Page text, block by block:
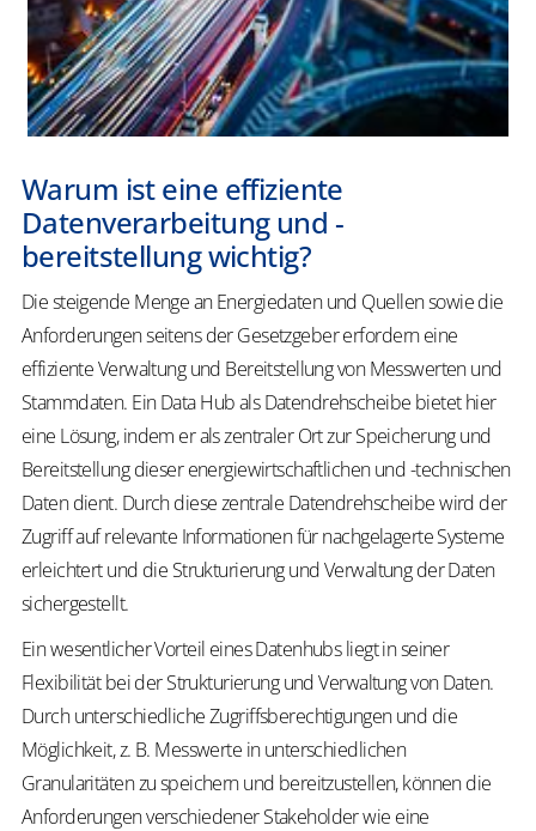
Warum ist eine effiziente
Datenverarbeitung und -
bereitstellung wichtig?
Die steigende Menge an Energiedaten und Quellen sowie die
Anforderungen seitens der Gesetzgeber erfordern eine
effiziente Verwaltung und Bereitstellung von Messwerten und
Stammdaten. Ein Data Hub als Datendrehscheibe bietet hier
eine Lösung, indem er als zentralerOrt zur Speicherung und
Bereitstellung dieser energiewirtschaftlichen und -technischen
Daten dient. Durch diese zentrale Datendrehscheibe wird der
Zugriff auf relevante Informationen für nachgelagerte Systeme
erleichtert und die Strukturierung und Verwaltung der Daten
sichergestellt.
Ein wesentlicher Vorteil einesDatenhubsliegt in seiner
Flexibilität bei der Strukturierung und Verwaltung von Daten.
Durch unterschiedliche Zugriffsberechtigungen und die
Möglichkeit, z. B. Messwerte in unterschiedlichen
Granularitäten zu speichern und bereitzustellen, können die
Anforderungen verschiedener Stakeholder wie eine